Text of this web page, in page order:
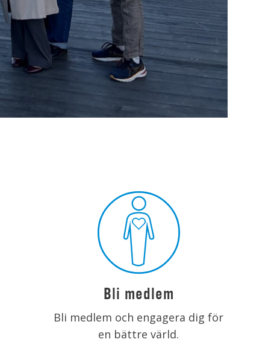
Bli medlem
Bli medlem och engagera dig för
en bättre värld.